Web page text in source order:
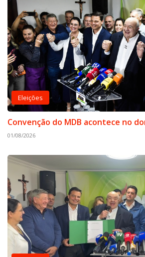
Eleições
Convenção do MDB acontece no
01/08/2026